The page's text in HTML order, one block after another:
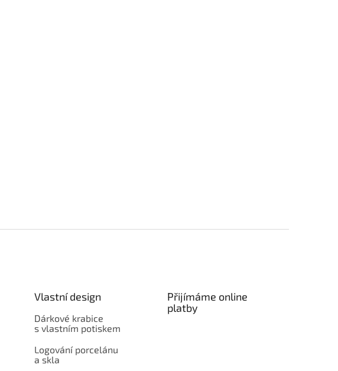
Vlastní design
Dárkové krabice
s vlastním potiskem
Logování porcelánu
a skla
Přijímáme online
platby